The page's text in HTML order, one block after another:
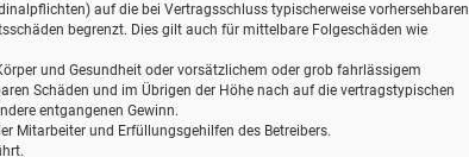
auf die bei Vertragsschluss typischerweise vorhersehbaren
begrenzt. Dies gilt auch für mittelbare Folgeschäden wie
und Gesundheit oder vorsätzlichem oder grob fahrlässigem
Schäden und im Übrigen der Höhe nach auf die vertragstypischen
entgangenen Gewinn.
Mitarbeiter und Erfüllungsgehilfen des Betreibers.